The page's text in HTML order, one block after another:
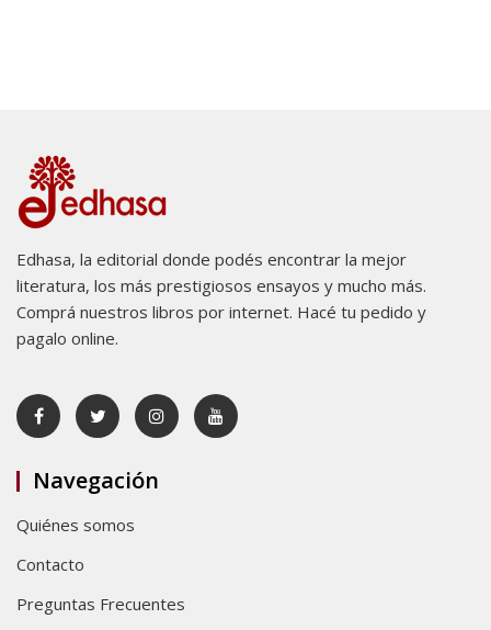
Edhasa, la editorial donde podés encontrar la mejor
literatura, los más prestigiosos ensayos y mucho más.
Comprá nuestros libros por internet. Hacé tu pedido y
pagalo online.
Navegación
Quiénes somos
Contacto
Preguntas Frecuentes